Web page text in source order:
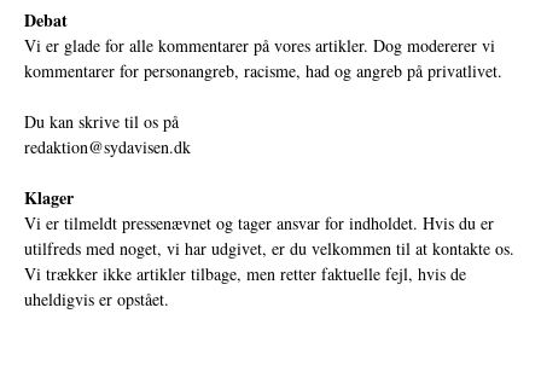
Debat
Vi er glade for alle kommentarer på vores artikler. Dog modererer vi
kommentarer for personangreb, racisme, had og angreb på privatlivet.
Du kan skrive til os på
redaktion@sydavisen.dk
Klager
Vi er tilmeldt pressenævnet og tager ansvar for indholdet. Hvis du er
utilfreds med noget, vi har udgivet, er du velkommen til at kontakte os.
Vi trækker ikke artikler tilbage, men retter faktuelle fejl, hvis de
uheldigvis er opstået.